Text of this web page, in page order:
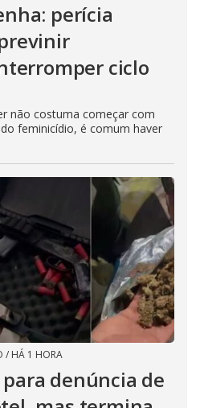
perícia
ciclo
não costuma começar com
feminicídio, é comum haver
/ HÁ 1 HORA
denúncia de